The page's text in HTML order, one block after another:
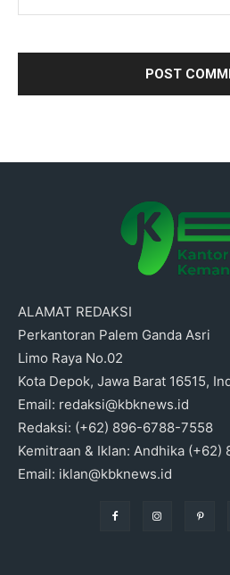
ALAMAT REDAKSI
Perkantoran Palem Ganda Asri
Limo Raya No.02
Kota Depok, Jawa Barat 16515,
Email: redaksi@kbknews.id
Redaksi: (+62) 896-6788-7558
Kemitraan & Iklan: Andhika (+62)
Email: iklan@kbknews.id